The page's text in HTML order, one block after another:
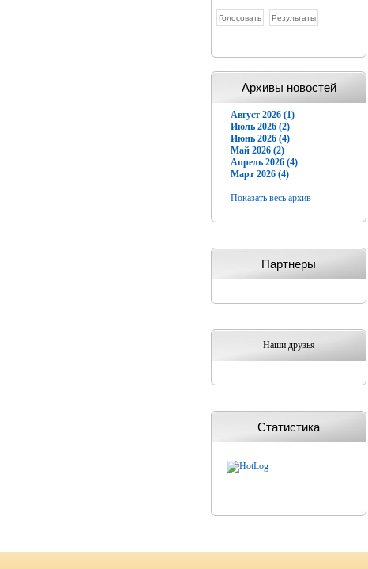
Архивы новостей
Август 2026 (1)
Июль 2026 (2)
Июнь 2026 (4)
Май 2026 (2)
Апрель 2026 (4)
Март 2026 (4)
Показать весь архив
Партнеры
Наши друзья
Статистика